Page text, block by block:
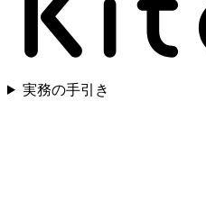
実務の手引き